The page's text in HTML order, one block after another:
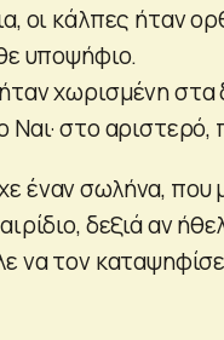
οι κάλπες ήταν
υποψήφιο.
χωρισμένη στα
στο
έναν σωλήνα,
δεξιά αν
να τον